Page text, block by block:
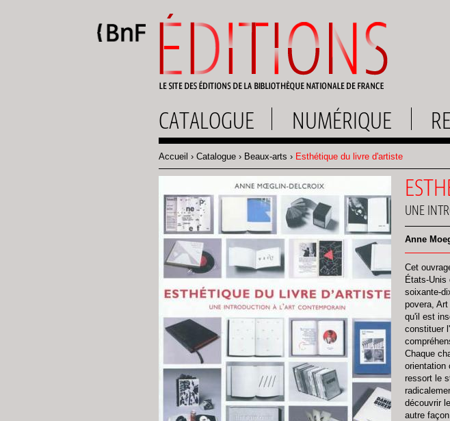
CATALOGUE NUMÉRIQUE
Fil
d'Ariane
Accueil Catalogue Beaux-arts Esthétique du livre d'artiste
UNE
Anne
Cet
États-Unis
soixante-
povera,
qu'il est
constituer
Chaque
orientation
ressort le
découvrir
autre